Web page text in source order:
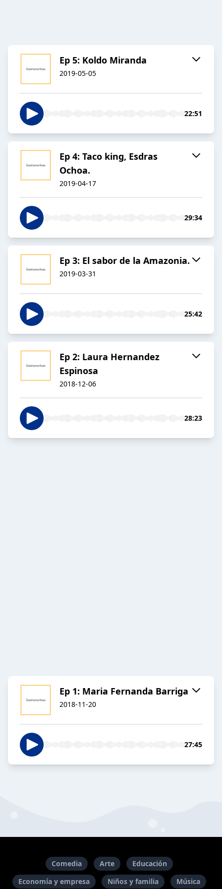
Ep 5: Koldo Miranda
2019-05-05
22:51
Ep 4: Taco king, Esdras
Ochoa.
2019-04-17
29:34
Ep 3: El sabor de la Amazonia.
2019-03-31
25:42
Ep 2: Laura Hernandez
Espinosa
2018-12-06
28:23
Ep 1: Maria Fernanda Barriga
2018-11-20
27:45
Comedia Arte
Educación
Economía y empresa
Niños y familia Música